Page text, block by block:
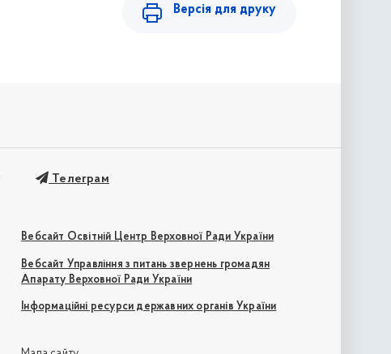
Версія для друку
Телеграм
Вебсайт Освітній Центр Верховної Ради України
Вебсайт Управління з питань звернень громадян
Апарату Верховної Ради України
Інформаційні ресурси державних органів України